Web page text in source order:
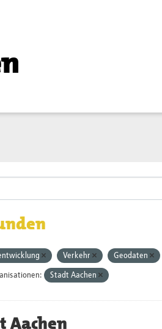
Verkehr Geodaten
Stadt Aachen
Aachen